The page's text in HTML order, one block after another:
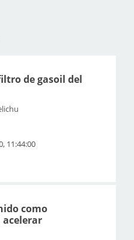
de gasoil del
11:44:00
como
acelerar